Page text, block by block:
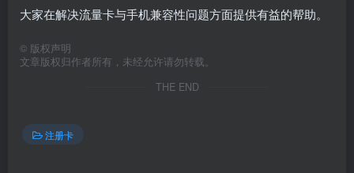
大家在解决流量卡与手机兼容性问题方面提供有益的帮助。
© 版权声明
文章版权归作者所有，未经允许请勿转载。
THE END
注册卡